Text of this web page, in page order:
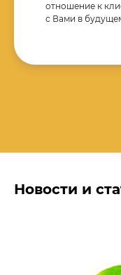
Вы можете приобрести
предлагаем пакеты с
Мы производим
отношение к
с Вами в
Новости и